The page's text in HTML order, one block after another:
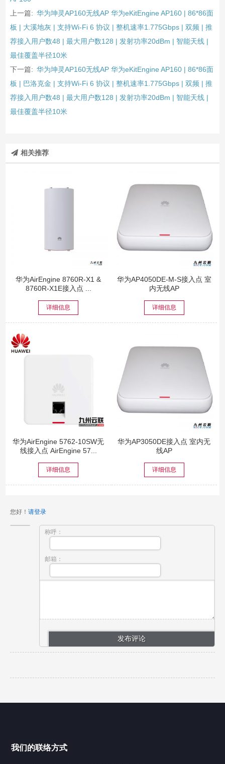
上一篇: 华为坤灵AP160无线AP 华为eKitEngine AP160 | 86*86面
板 | 大溪地灰 | 支持Wi-Fi 6 协议 | 整机速率1.775Gbps | 双频 | 推
荐接入用户数48 | 最大用户数128 | 发射功率20dBm | 智能天线 |
最佳覆盖半径10米
下一篇: 华为坤灵AP160无线AP 华为eKitEngine AP160 | 86*86面
板 | 巴洛克金 | 支持Wi-Fi 6 协议 | 整机速率1.775Gbps | 双频 | 推
荐接入用户数48 | 最大用户数128 | 发射功率20dBm | 智能天线 |
最佳覆盖半径10米
相关推荐
华为AirEngine 8760R-X1 &
8760R-X1E接入点 ...
详细信息
华为AP4050DE-M-S接入点 室
内无线AP
详细信息
华为AirEngine 5762-10SW无
线接入点 AirEngine 57...
详细信息
华为AP3050DE接入点 室内无
线AP
详细信息
您好！ 请登录
称呼：
邮箱：
我们的联络方式